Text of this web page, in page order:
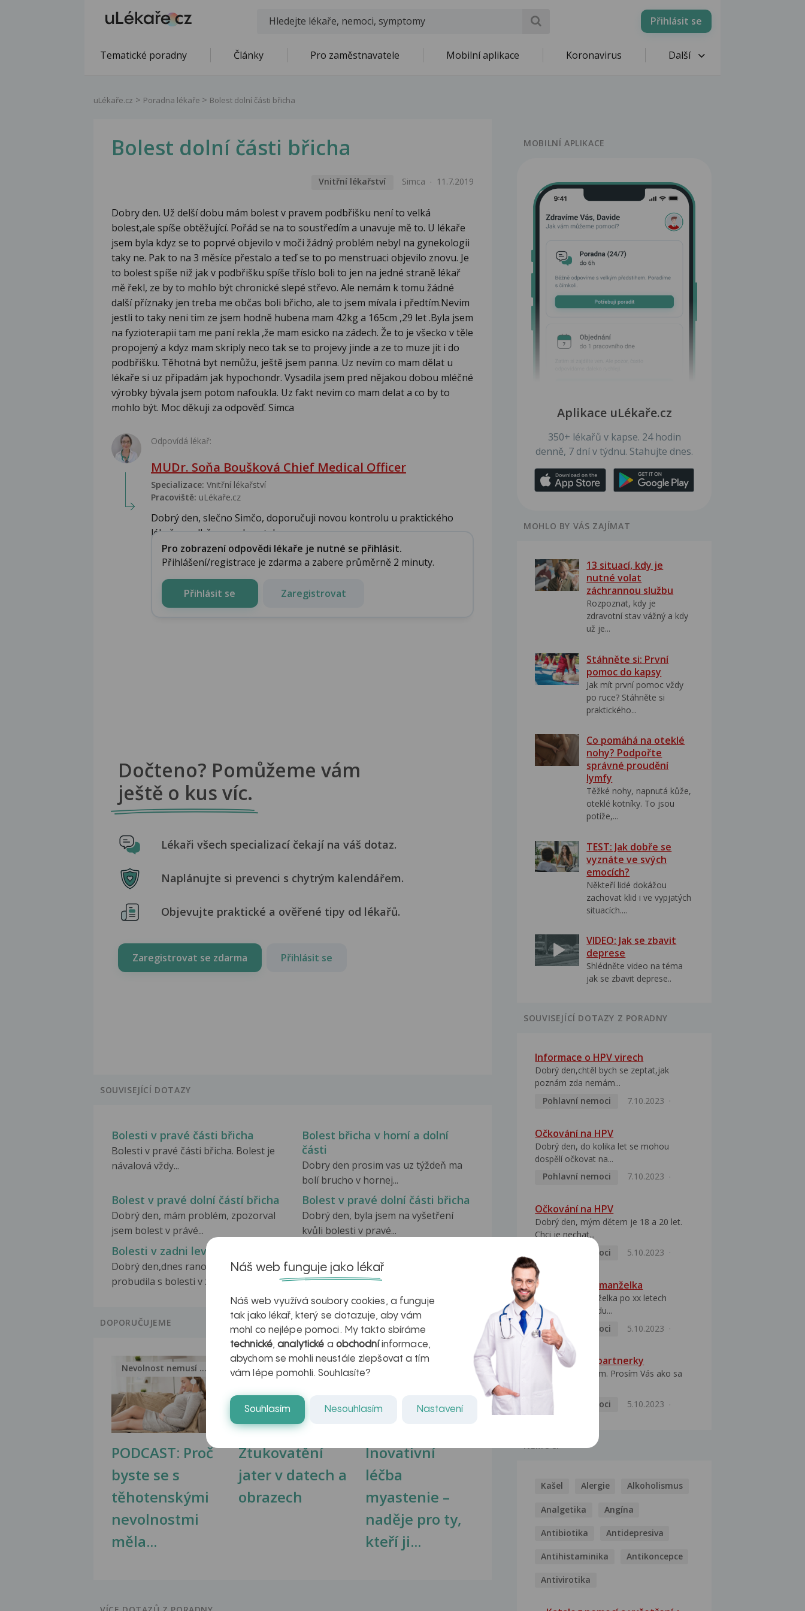
Přihlásit se
Tematické poradny Články Pro zaměstnavatele Mobilní aplikace Koronavirus Další
uLékaře.cz Poradna lékaře Bolest dolní části břicha
Bolest dolní části břicha
Vnitřní lékařství Simca 11.7.2019
Dobry den. Už delší dobu mám bolest v pravem podbřišku není to velká
bolest,ale spíše obtěžující. Pořád se na to soustředím a unavuje mě to. U lékaře
jsem byla kdyz se to poprvé objevilo v moči žádný problém nebyl na gynekologii
taky ne. Pak to na 3 měsíce přestalo a teď se to po menstruaci objevilo znovu. Je
to bolest spíše niž jak v podbřišku spíše tříslo boli to jen na jedné straně lékař
mě řekl, ze by to mohlo být chronické slepé střevo. Ale nemám k tomu žádné
další příznaky jen treba me občas boli břicho, ale to jsem mívala i předtím.Nevim
jestli to taky neni tim ze jsem hodně hubena mam 42kg a 165cm ,29 let .Byla jsem
na fyzioterapii tam me paní rekla ,že mam esicko na zádech. Že to je všecko v těle
propojený a kdyz mam skriply neco tak se to projevy jinde a ze to muze jit i do
podbřišku. Těhotná byt nemůžu, ještě jsem panna. Uz nevím co mam dělat u
lékaře si uz připadám jak hypochondr. Vysadila jsem pred nějakou dobou mléčné
výrobky bývala jsem potom nafoukla. Uz fakt nevim co mam delat a co by to
mohlo být. Moc děkuji za odpověď. Simca
Odpovídá lékař:
MUDr. Soňa Boušková Chief Medical Officer
Specializace: Vnitřní lékařství
Pracoviště: uLékaře.cz
Dobrý den, slečno Simčo, doporučuji novou kontrolu u praktického
lékaře s odběry na ukazetal...
Pro zobrazení odpovědi lékaře je nutné se přihlásit.
Přihlášení/registrace je zdarma a zabere průměrně 2 minuty.
Přihlásit se Zaregistrovat
Dočteno? Pomůžeme vám
ještě o kus víc.
Lékaři všech specializací čekají na váš dotaz.
Naplánujte si prevenci s chytrým kalendářem.
Objevujte praktické a ověřené tipy od lékařů.
Zaregistrovat se zdarma Přihlásit se
SOUVISEJÍCÍ DOTAZY
Bolesti v pravé části břicha
Bolesti v pravé části břicha. Bolest je
návalová vždy...
Bolest břicha v horní a dolní
části
Dobry den prosim vas uz týždeň ma
bolí brucho v hornej...
Bolest v pravé dolní částí břicha
Dobrý den, mám problém, zpozorval
jsem bolest v právé...
Bolest v pravé dolní části břicha
Dobrý den, byla jsem na vyšetření
kvůli bolesti v pravé...
Bolesti v zadni leve casti pusy
Dobrý den,dnes rano jsem se
probudila s bolesti v zadni...
Dobry den trapi me bolest bricha
ktera nekdy vystreluje...
DOPORUČUJEME
PODCAST: Proč
byste se s
těhotenskými
nevolnostmi
měla...
Nevolnost nemusí být nutnou...
Ztukovatění
jater v datech a
obrazech
Jak na zdravá játra?
Inovativní
léčba
myastenie –
naděje pro ty,
kteří ji...
MOBILNÍ APLIKACE
Aplikace uLékaře.cz
350+ lékařů v kapse. 24 hodin
denně, 7 dní v týdnu. Stahujte dnes.
MOHLO BY VÁS ZAJÍMAT
13 situací, kdy je
nutné volat
záchrannou službu
Rozpoznat, kdy je
zdravotní stav vážný a kdy
už je...
Stáhněte si: První
pomoc do kapsy
Jak mít první pomoc vždy
po ruce? Stáhněte si
praktického...
Co pomáhá na oteklé
nohy? Podpořte
správné proudění
lymfy
Těžké nohy, napnutá kůže,
oteklé kotníky. To jsou
potíže,...
TEST: Jak dobře se
vyznáte ve svých
emocích?
Někteří lidé dokážou
zachovat klid i ve vypjatých
situacích....
VIDEO: Jak se zbavit
deprese
Shlédněte video na téma
jak se zbavit deprese..
SOUVISEJÍCÍ DOTAZY Z PORADNY
Informace o HPV virech
Dobrý den,chtěl bych se zeptat,jak
poznám zda nemám...
Pohlavní nemoci
7.10.2023
Očkování na HPV
Dobrý den, do kolika let se mohou
dospělí očkovat na...
Pohlavní nemoci
7.10.2023
Očkování na HPV
Dobrý den, mým dětem je 18 a 20 let.
Chci je nechat...
Pohlavní nemoci
5.10.2023
HPV pozitivní manželka
Dobrý den, manželka po xx letech
přivezla z Východu...
Pohlavní nemoci
5.10.2023
HPV typ 52 u partnerky
Dobrý deň prajem. Prosím Vás ako sa
Pohlavní nemoci
5.10.2023
NEMOCI
Kašel Alergie Alkoholismus
Analgetika Angína
Antibiotika Antidepresiva
Antihistaminika Antikoncepce
Antivirotika
Náš web funguje jako lékař
Náš web využívá soubory cookies, a funguje
tak jako lékař, který se dotazuje, aby vám
mohl co nejlépe pomoci. My takto sbíráme
technické,analytické a obchodníinformace,
abychom se mohli neustále zlepšovat a tím
vám lépe pomohli. Souhlasíte?
Souhlasím Nesouhlasím Nastavení